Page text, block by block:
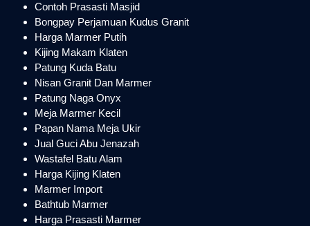
Contoh Prasasti Masjid
Bongpay Perjamuan Kudus Granit
Harga Marmer Putih
Kijing Makam Klaten
Patung Kuda Batu
Nisan Granit Dan Marmer
Patung Naga Onyx
Meja Marmer Kecil
Papan Nama Meja Ukir
Jual Guci Abu Jenazah
Wastafel Batu Alam
Harga Kijing Klaten
Marmer Import
Bathtub Marmer
Harga Prasasti Marmer